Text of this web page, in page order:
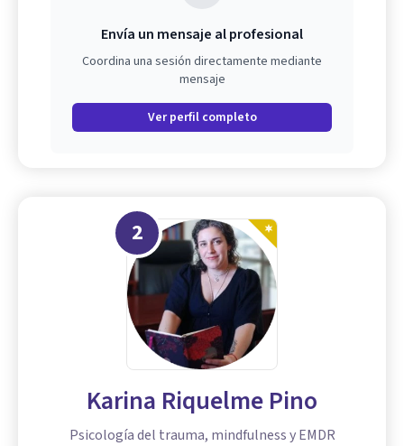
Envía un mensaje al profesional
Coordina una sesión directamente mediante
mensaje
Ver perfil completo
2
Karina Riquelme Pino
Psicología del trauma, mindfulness y EMDR